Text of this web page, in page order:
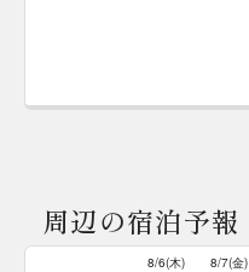
周辺の宿泊予報
8/6(木) 8/7(金)